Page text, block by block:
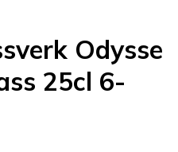
Odysse
25cl 6-